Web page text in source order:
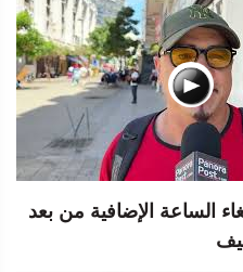
الساعة الإضافية من بعد